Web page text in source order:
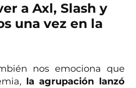
a Axl, Slash y
una vez en la
nos emociona que
la agrupación lanzó